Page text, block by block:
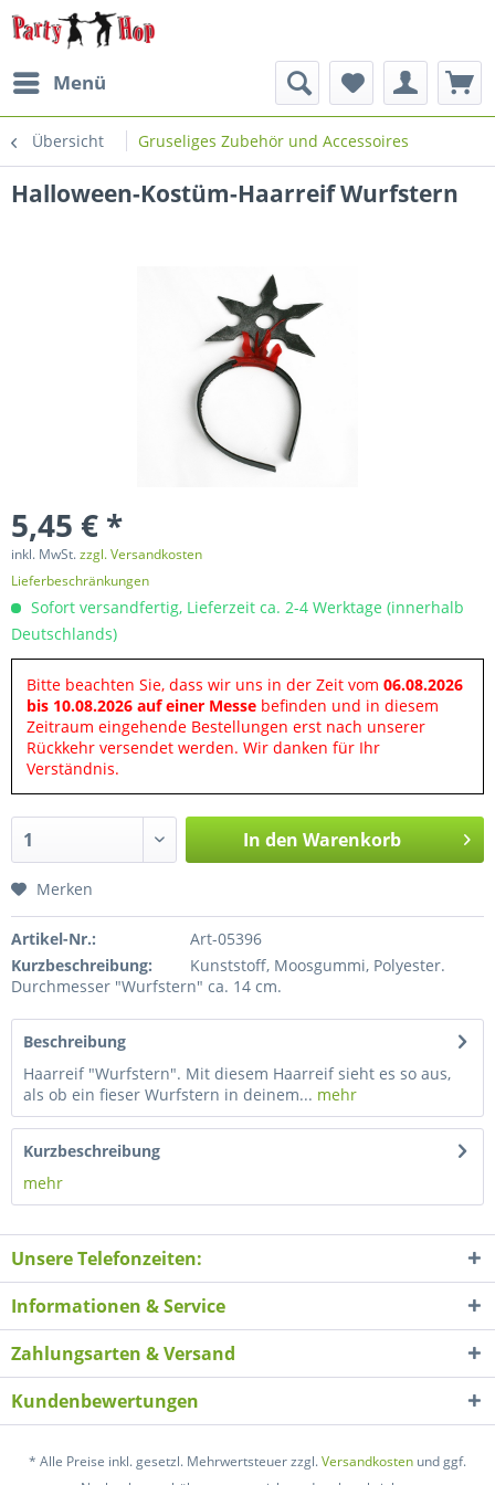
Menü
Übersicht Gruseliges Zubehör und Accessoires
Halloween-Kostüm-Haarreif Wurfstern
5,45 € *
inkl. MwSt.zzgl. Versandkosten
Lieferbeschränkungen
Sofort versandfertig, Lieferzeit ca. 2-4 Werktage (innerhalb
Deutschlands)
Bitte beachten Sie, dass wir uns in der Zeit vom 06.08.2026
bis 10.08.2026 auf einer Messe befinden und in diesem
Zeitraum eingehende Bestellungen erst nach unserer
Rückkehr versendet werden. Wir danken für Ihr
Verständnis.
In den Warenkorb
Merken
Artikel-Nr.:
Art-05396
Kurzbeschreibung:
Kunststoff, Moosgummi, Polyester.
Durchmesser "Wurfstern" ca. 14 cm.
Beschreibung
Haarreif "Wurfstern". Mit diesem Haarreif sieht es so aus,
als ob ein fieser Wurfstern in deinem... mehr
Kurzbeschreibung
mehr
Unsere Telefonzeiten:
Informationen & Service
Zahlungsarten & Versand
Kundenbewertungen
* Alle Preise inkl. gesetzl. Mehrwertsteuer zzgl.Versandkosten und ggf.